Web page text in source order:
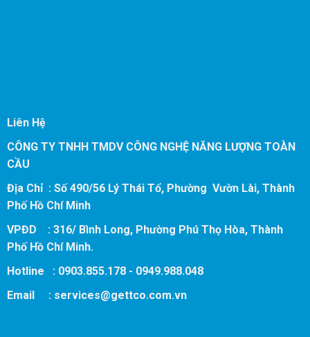
Liên Hệ
CÔNG TY TNHH TMDV CÔNG NGHỆ NĂNG LƯỢNG TOÀN
CẦU
Địa Chỉ : Số 490/56 Lý Thái Tổ, Phường Vườn Lài, Thành
Phố Hồ Chí Minh
VPĐD : 316/ Bình Long, Phường Phú Thọ Hòa, Thành
Phố Hồ Chí Minh.
Hotline : 0903.855.178 - 0949.988.048
Email : services@gettco.com.vn